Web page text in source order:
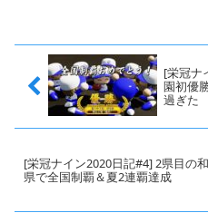
[栄冠ナ
園初優
過ぎた
[栄冠ナイン2020日記#4] 2県目の
県で全国制覇＆夏2連覇達成